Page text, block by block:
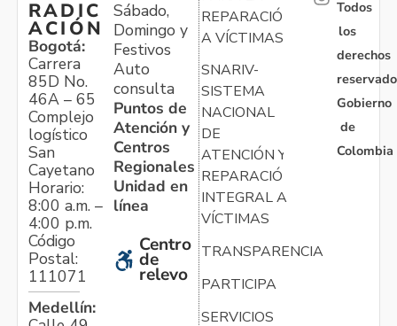
RADIC
ACIÓN
Bogotá:
Carrera
85D No.
46A – 65
Complejo
logístico
San
Cayetano
Horario:
8:00 a.m. –
4:00 p.m.
Código
Postal:
111071
Medellín:
Sábado,
Domingo y
Festivos
Auto
consulta
Puntos de
Atención y
Centros
Regionales
Unidad en
línea
Centro
de
relevo
REPARACIÓN
A VÍCTIMAS
SNARIV-
SISTEMA
NACIONAL
DE
ATENCIÓN Y
REPARACIÓN
INTEGRAL A
VÍCTIMAS
TRANSPARENCIA
PARTICIPA
SERVICIOS
Todos
los
derechos
Gobierno
de
Colombia